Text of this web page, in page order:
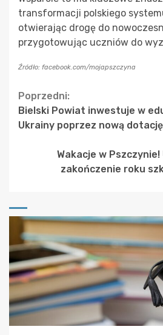
transformacji polskiego
otwierając drogę do
przygotowując uczniów do
Źródło: facebook.com/mojapszczyna
Continue
Reading
Poprzedni:
Bielski Powiat inwestuje w
Ukrainy poprzez nową dotację
Wakacje w
zakończenie roku